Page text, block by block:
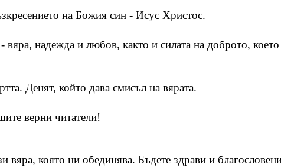
на Божия син - Исус Христос.
надежда и любов, както и силата на доброто,
Денят, който дава смисъл на вярата.
верни читатели!
вяра, която ни обединява. Бъдете здрави и